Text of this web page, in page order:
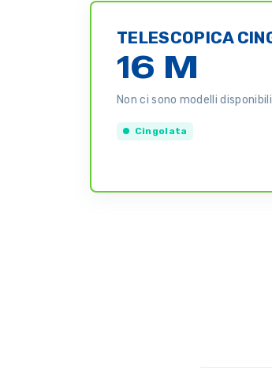
TELESCOPICA
16 M
Non ci sono modelli disponibili
Cingolata